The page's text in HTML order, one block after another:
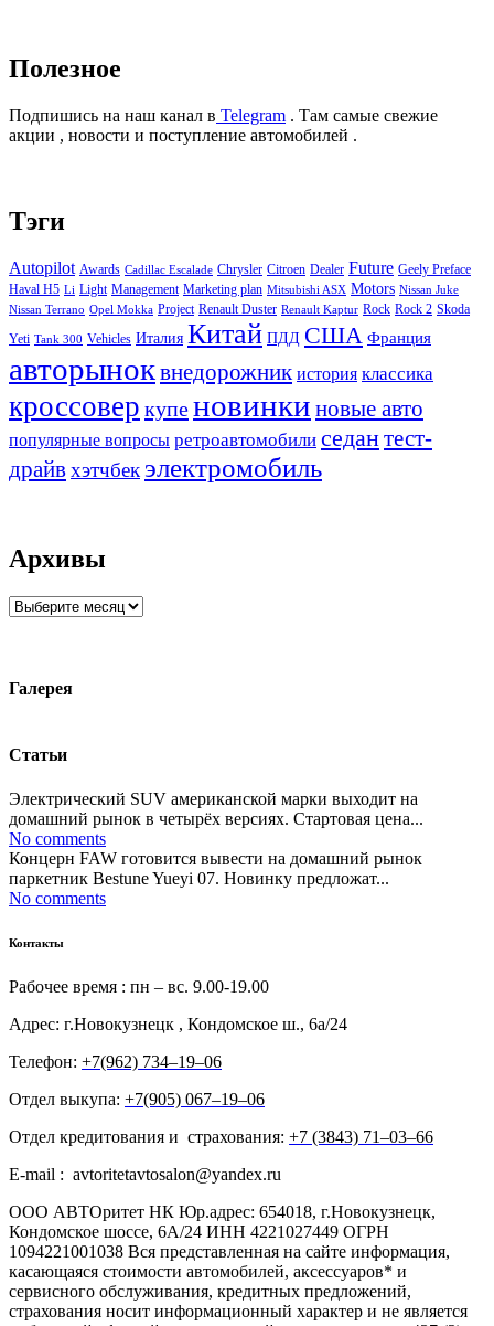
Полезное
Подпишись на наш канал в Telegram . Там самые свежие
акции , новости и поступление автомобилей .
Тэги
Autopilot Awards Cadillac Escalade Chrysler Citroen Dealer Future Geely Preface
Haval H5 Li Light Management Marketing plan Mitsubishi ASX Motors Nissan Juke
Nissan Terrano Opel Mokka Project Renault Duster Renault Kaptur Rock Rock 2 Skoda
Yeti Tank 300 Vehicles Италия Китай ПДД США Франция
авторыноквнедорожник история классика
кроссовер купеновинки новые авто
популярные вопросы ретроавтомобили седантест-
драйвхэтчбек электромобиль
Архивы
Архивы
Галерея
Статьи
Электрический SUV американской марки выходит на
домашний рынок в четырёх версиях. Стартовая цена...
No comments
Концерн FAW готовится вывести на домашний рынок
паркетник Bestune Yueyi 07. Новинку предложат...
No comments
Контакты
Рабочее время : пн – вс. 9.00-19.00
Адрес: г.Новокузнецк , Кондомское ш., 6а/24
Телефон: +7(962) 734‒19‒06
Отдел выкупа: +7(905) 067‒19‒06
Отдел кредитования и страхования: +7 (3843) 71‒03‒66
E-mail : avtoritetavtosalon@yandex.ru
ООО АВТОритет НК Юр.адрес: 654018, г.Новокузнецк,
Кондомское шоссе, 6А/24 ИНН 4221027449 ОГРН
1094221001038 Вся представленная на сайте информация,
касающаяся стоимости автомобилей, аксессуаров* и
сервисного обслуживания, кредитных предложений,
страхования носит информационный характер и не является